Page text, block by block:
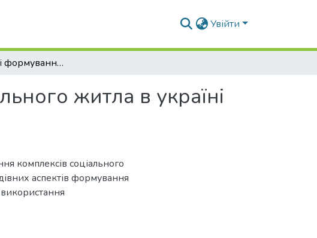
Увійти
Особливості формування комплексів соціального житла в україні (завдання та пропозиції)
житла в україні
комплексів соціального
аспектів формування